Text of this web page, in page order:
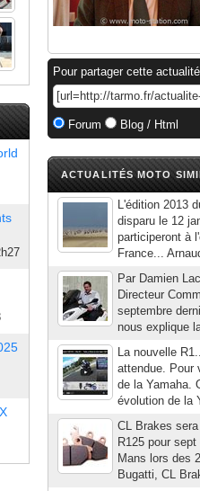
Pour partager cette
Forum Blog / Html
ACTUALITÉS MOTO
L'édition 2013
disparu le 12
participeront à
France...
Par Damien
Directeur
septembre
nous explique
La nouvelle
attendue. Pour
de la Yamaha.
évolution de la
CL Brakes
R125 pour
Mans lors des
Bugatti, CL